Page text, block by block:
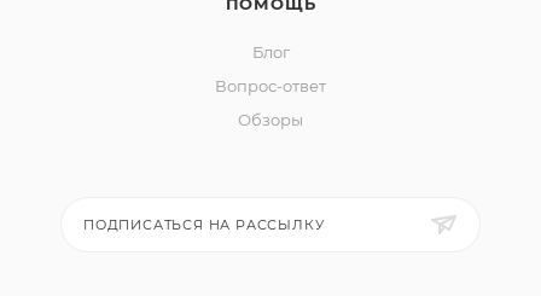
Блог
Вопрос-ответ
Обзоры
ПОДПИСАТЬСЯ НА РАССЫЛКУ